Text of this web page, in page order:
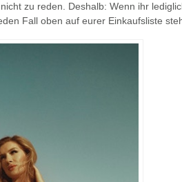
zu reden. Deshalb: Wenn ihr
Fall oben auf eurer Einkaufsliste